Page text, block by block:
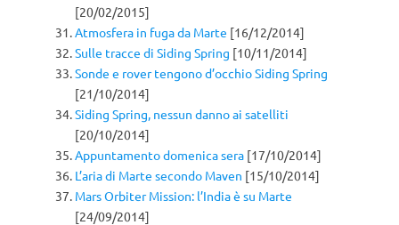
[20/02/2015]
Atmosfera in fuga da Marte [16/12/2014]
Sulle tracce di Siding Spring [10/11/2014]
Sonde e rover tengono d’occhio Siding Spring
[21/10/2014]
Siding Spring, nessun danno ai satelliti
[20/10/2014]
Appuntamento domenica sera [17/10/2014]
L’aria di Marte secondo Maven [15/10/2014]
Mars Orbiter Mission: l’India è su Marte
[24/09/2014]